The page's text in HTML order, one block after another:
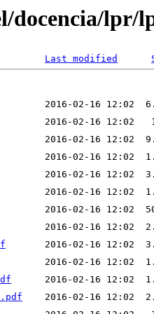
docencia/lpr/
Last modified